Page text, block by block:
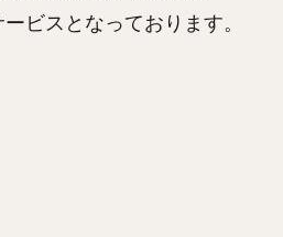
ビスとなっております。